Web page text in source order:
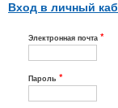
Вход в личный
Электронная почта *
Пароль *